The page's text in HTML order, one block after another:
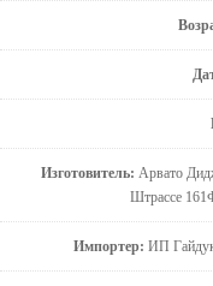
Изготовитель: Арвато
Штрассе
Импортер: ИП